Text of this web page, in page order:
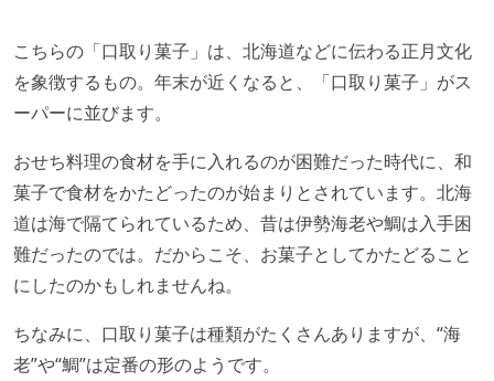
こちらの「口取り菓子」は、北海道などに伝わる正月文化
を象徴するもの。年末が近くなると、「口取り菓子」がス
ーパーに並びます。
おせち料理の食材を手に入れるのが困難だった時代に、和
菓子で食材をかたどったのが始まりとされています。北海
道は海で隔てられているため、昔は伊勢海老や鯛は入手困
難だったのでは。だからこそ、お菓子としてかたどること
にしたのかもしれませんね。
ちなみに、口取り菓子は種類がたくさんありますが、“海
老”や“鯛”は定番の形のようです。